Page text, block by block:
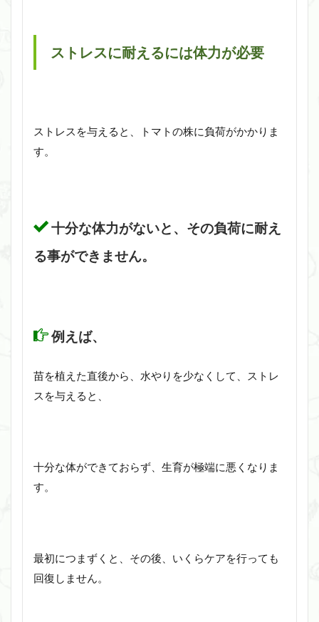
ストレスに耐えるには体力が必要
ストレスを与えると、トマトの株に負荷がかかりま
す。
十分な体力がないと、その負荷に耐え
る事ができません。
例えば、
苗を植えた直後から、水やりを少なくして、ストレ
スを与えると、
十分な体ができておらず、生育が極端に悪くなりま
す。
最初につまずくと、その後、いくらケアを行っても
回復しません。